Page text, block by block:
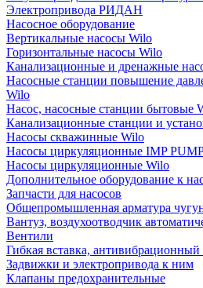
Электропривода РИДАН
Насосное оборудование
Вертикальные насосы Wilo
Горизонтальные насосы Wilo
Канализационные и дренажные
Насосные станции повышение
Wilo
Насос, насосные станции бытовые
Канализационные станции и
Насосы скважинные Wilo
Насосы циркуляционные IMP
Насосы циркуляционные Wilo
Дополнительное оборудование к
Запчасти для насосов
Общепромышленная арматура
Вантуз, воздухоотводчик
Вентили
Гибкая вставка, антивибрационный
Задвижки и электропривода к ним
Клапаны предохранительные